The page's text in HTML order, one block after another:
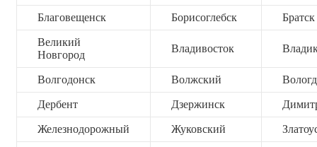
Благовещенск Борисоглебск Братск
Великий
Новгород
Владивосток
Волгодонск Волжский
Дербент Дзержинск
Железнодорожный Жуковский